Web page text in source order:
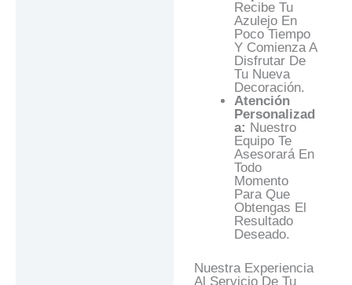
Recibe Tu
Azulejo En
Poco Tiempo
Y Comienza A
Disfrutar De
Tu Nueva
Decoración.
Atención
Personalizad
A: Nuestro
Equipo Te
Asesorará En
Todo
Momento
Para Que
Obtengas El
Resultado
Deseado.
Nuestra Experiencia
Al Servicio De Tu